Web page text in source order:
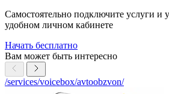
Самостоятельно подключите услуги и
удобном личном кабинете
Начать бесплатно
Вам может быть интересно
/services/voicebox/avtoobzvon/